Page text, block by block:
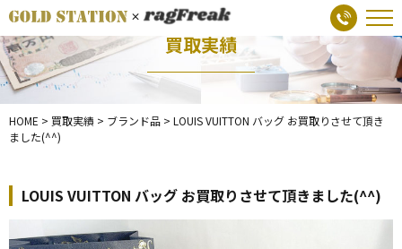
買取実績
HOME > 買取実績 > ブランド品 > LOUIS VUITTON バッグ お買取りさせて頂き
ました(^^)
LOUIS VUITTON バッグ お買取りさせて頂きました(^^)